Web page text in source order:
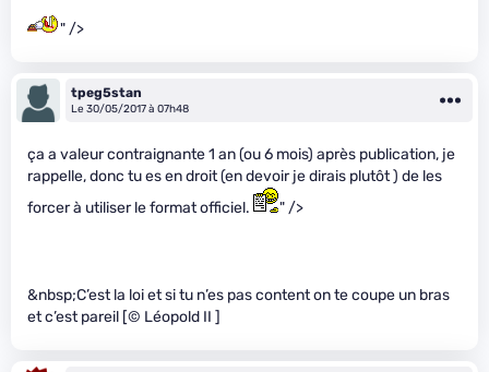
" />
tpeg5stan
Le 30/05/2017 à 07h48
ça a valeur contraignante 1 an (ou 6 mois) après publication, je
rappelle, donc tu es en droit (en devoir je dirais plutôt ) de les
forcer à utiliser le format officiel.
" />
&nbsp;C’est la loi et si tu n’es pas content on te coupe un bras
et c’est pareil [© Léopold II ]